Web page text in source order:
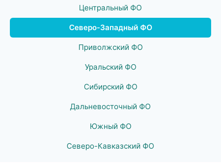
Центральный ФО
Северо-Западный ФО
Приволжский ФО
Уральский ФО
Сибирский ФО
Дальневосточный ФО
Южный ФО
Северо-Кавказский ФО